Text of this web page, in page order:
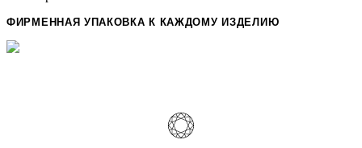
ФИРМЕННАЯ УПАКОВКА К КАЖДОМУ ИЗДЕЛИЮ